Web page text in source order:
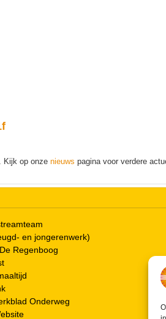
Kijk op onze nieuws pagina voor verdere
en jongerenwerk)
Regenboog
Onderweg